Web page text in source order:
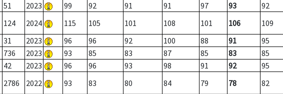
51 2023 99 92 91 91 97 93
92
124 2024 115 105 101 108 101 106
109
31 2023 96 96 92 100 88 91
95
736 2023 93 85 83 87 85 83
85
42 2023 96 96 93 98 91 92
95
2786 2022 93 83 80 84 79 78
82